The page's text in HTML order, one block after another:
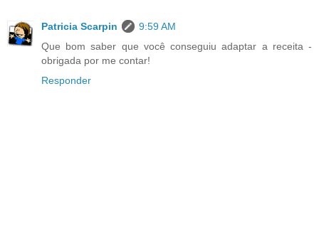
Patricia Scarpin
9:59 AM
Que bom saber que você conseguiu adaptar a receita -
obrigada por me contar!
Responder